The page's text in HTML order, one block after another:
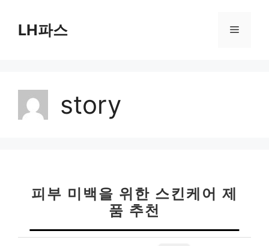
LH파스 메
story
피부 미백을 위한 스킨케어 제
품 추천